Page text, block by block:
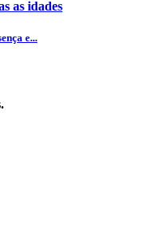
as idades
e...